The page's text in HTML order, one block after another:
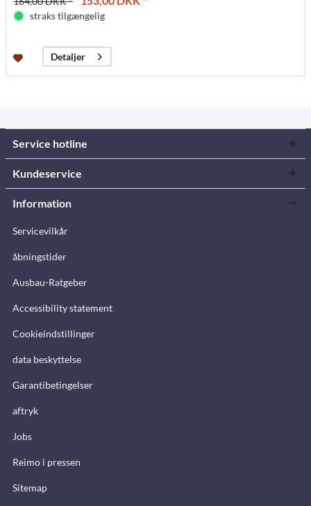
straks tilgængelig
Detaljer
Service hotline
Kundeservice
Information
Servicevilkår
åbningstider
Ausbau-Ratgeber
Accessibility statement
Cookieindstillinger
data beskyttelse
Garantibetingelser
aftryk
Jobs
Reimo i pressen
Sitemap